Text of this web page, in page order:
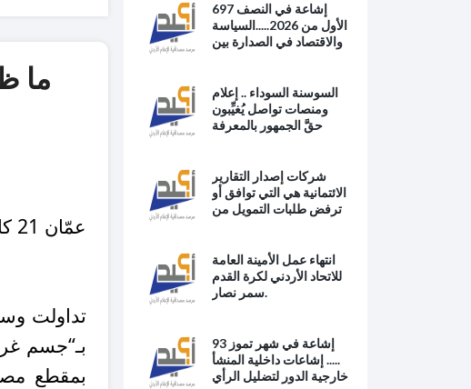
عمّان 21 كانون الثاني
تداولت
بمقطع
697 إشاعة في النصف
الأول من 2026.....السياسة
والاقتصاد في الصدارة بين
السوسنة السوداء .. إعلام
ومنصات تواصل يُغيِّبون
حقَّ الجمهور بالمعرفة
القانون
شركات إصدار التقارير
الائتمانية هي التي توافق أو
ترفض طلبات التمويل من
انتهاء عمل الأمينة العامة
للاتحاد الأردني لكرة القدم
سمر نصار.
93 إشاعة في شهر تموز
..... إشاعات داخلية المنشأ
خارجية الدور لتضليل الرأي